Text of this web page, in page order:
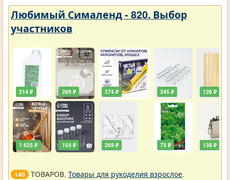
Любимый Сималенд - 820. Выбор
участников
214 ₽
1 625 ₽
269 ₽
154 ₽
274 ₽
269 ₽
245 ₽
73 ₽
128 ₽
138 ₽
140 ТОВАРОВ. Товары для рукоделия взрослое.